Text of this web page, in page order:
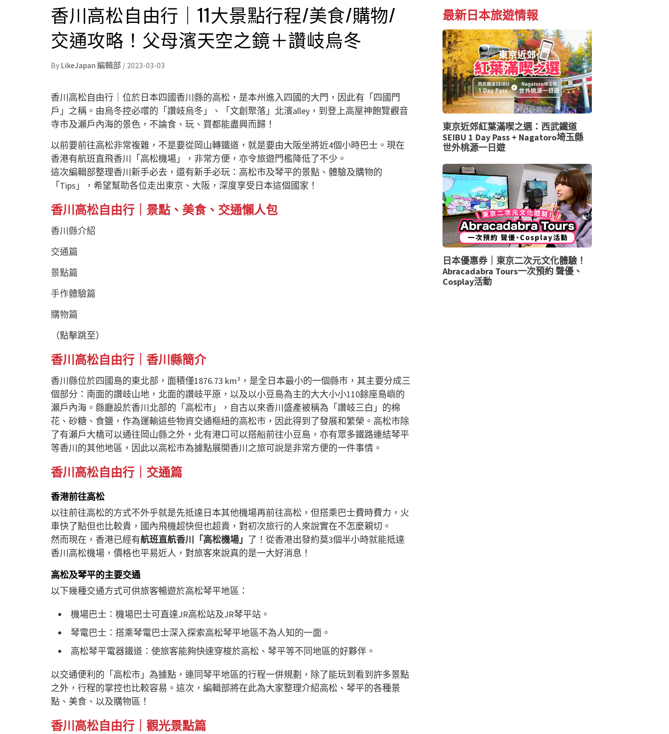
香川高松自由行｜11大景點行程/美食/購物/
交通攻略！父母濱天空之鏡＋讚岐烏冬
By LikeJapan 編輯部 / 2023-03-03
香川高松自由行｜位於日本四國香川縣的高松，是本州進入四國的大門，因此有「四國門
戶」之稱。由烏冬控必嚐的「讚岐烏冬」、「文創聚落」北濱alley，到登上高屋神飽覽觀音
寺市及瀨戶內海的景色，不論食、玩、買都能盡興而歸！
以前要前往高松非常複雜，不是要從岡山轉鐵道，就是要由大阪坐將近4個小時巴士。現在
香港有航班直飛香川「高松機場」，非常方便，亦令旅遊門檻降低了不少。
這次編輯部整理香川新手必去，還有新手必玩：高松市及琴平的景點、體驗及購物的
「Tips」，希望幫助各位走出東京、大阪，深度享受日本這個國家！
香川高松自由行｜景點、美食、交通懶人包
香川縣介紹
交通篇
景點篇
手作體驗篇
購物篇
（點擊跳至）
香川高松自由行｜ 香川縣簡介
香川縣位於四國島的東北部，面積僅1876.73 km²，是全日本最小的一個縣市，其主要分成三
個部分：南面的讚岐山地，北面的讚岐平原，以及以小豆島為主的大大小小110餘座島嶼的
瀨戶內海。縣廳設於香川北部的「高松市」，自古以來香川盛產被稱為「讚岐三白」的棉
花、砂糖、食鹽，作為運輸這些物資交通樞紐的高松市，因此得到了發展和繁榮。高松市除
了有瀨戶大橋可以通往岡山縣之外，北有港口可以搭船前往小豆島，亦有眾多鐵路連結琴平
等香川的其他地區，因此以高松市為據點展開香川之旅可說是非常方便的一件事情。
香川高松自由行｜ 交通篇
香港前往高松
以往前往高松的方式不外乎就是先抵達日本其他機場再前往高松，但搭乘巴士費時費力，火
車快了點但也比較貴，國內飛機超快但也超貴，對初次旅行的人來說實在不怎麼親切。
然而現在，香港已經有航班直航香川「高松機場」 了！從香港出發約莫3個半小時就能抵達
香川高松機場，價格也平易近人，對旅客來說真的是一大好消息！
高松及琴平的主要交通
以下幾種交通方式可供旅客暢遊於高松琴平地區：
機場巴士：機場巴士可直達JR高松站及JR琴平站。
琴電巴士：搭乘琴電巴士深入探索高松琴平地區不為人知的一面。
高松琴平電器鐵道：使旅客能夠快速穿梭於高松、琴平等不同地區的好夥伴。
以交通便利的「高松市」為據點，連同琴平地區的行程一併規劃，除了能玩到看到許多景點
之外，行程的掌控也比較容易。這次，編輯部將在此為大家整理介紹高松、琴平的各種景
點、美食、以及購物區！
香川高松自由行｜ 觀光景點篇
最新日本旅遊情報
東京近郊紅葉滿喫之選：西武鐵道
SEIBU 1 Day Pass + Nagatoro埼玉縣
世外桃源一日遊
日本優惠券｜東京二次元文化體驗！
Abracadabra Tours一次預約 聲優、
Cosplay活動